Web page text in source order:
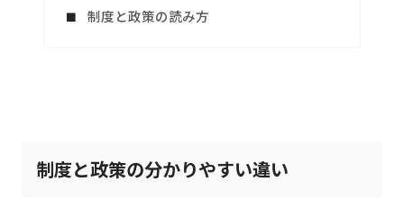
制度と政策の読み方
制度と政策の分かりやすい違い